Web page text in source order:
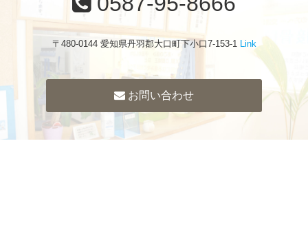
〒480-0144 愛知県丹羽郡大口町下小口7-153-1 Link
お問い合わせ